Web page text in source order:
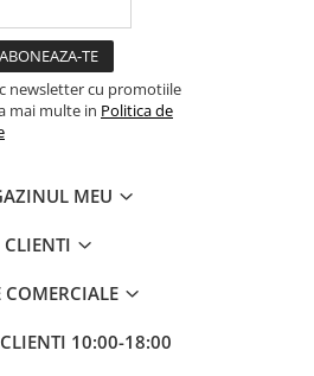
newsletter cu promotiile
mai multe in Politica de
MEU
CLIENTI
COMERCIALE
10:00-18:00